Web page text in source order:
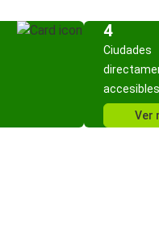
4
Ciudades
accesibles
Ver